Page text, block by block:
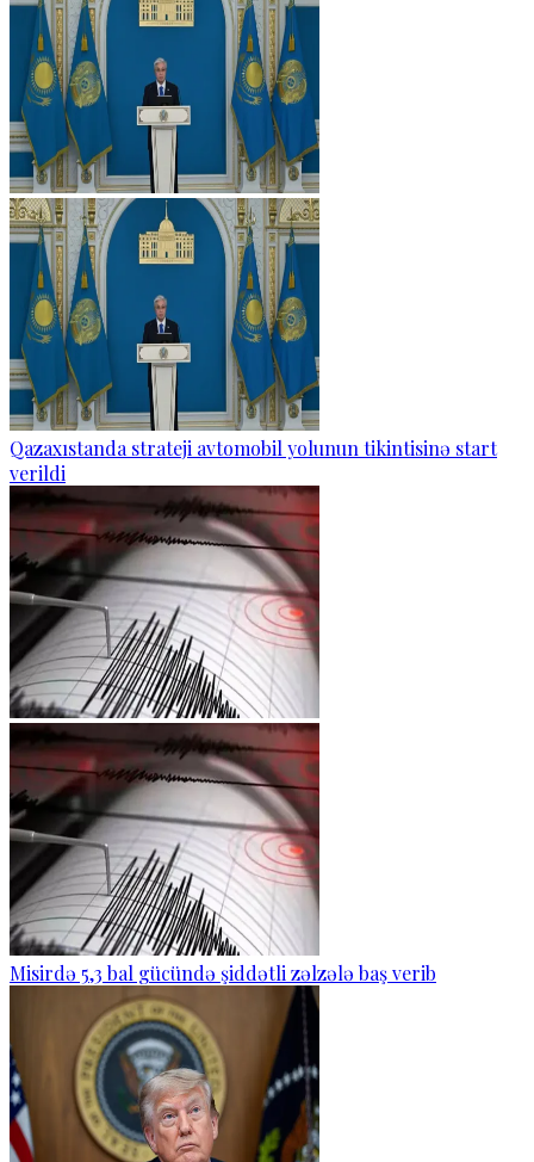
Qazaxıstanda strateji avtomobil yolunun tikintisinə start
verildi
Misirdə 5,3 bal gücündə şiddətli zəlzələ baş verib